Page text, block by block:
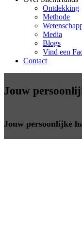
Ontdekking
Methode
Media
Blogs
Vind een
Contact
Jouw
Jouw persoonlijke